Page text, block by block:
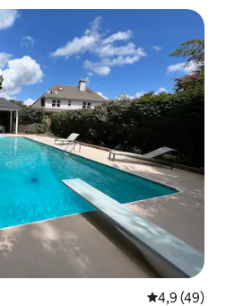
Prosječna
4,9 (49)